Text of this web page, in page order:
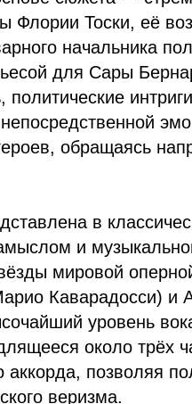
Флории Тоски, её
начальника
для Сары
политические
обращаясь
в
и
мировой
Каварадосси) и
уровень
около трёх
позволяя
веризма.